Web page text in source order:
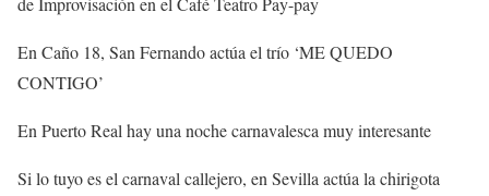
En Caño 18, San Fernando actúa el trío ‘ME QUEDO
CONTIGO’
En Puerto Real hay una noche carnavalesca muy interesante
Si lo tuyo es el carnaval callejero, en Sevilla actúa la chirigota